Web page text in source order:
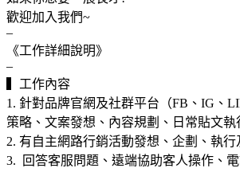
歡迎加入我們~
–
《工作詳細說明》
–
▍工作內容
1. 針對品牌官網及社群平台（FB、IG、
策略、文案發想、內容規劃、日常貼文執
2. 有自主網路行銷活動發想、企劃、執行
3. 回答客服問題、遠端協助客人操作、